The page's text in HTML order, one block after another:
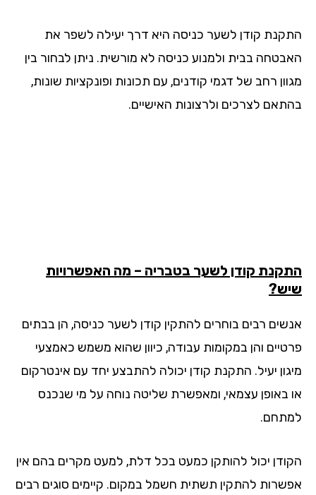
קודן לשער כניסה היא דרך יעילה לשפר את
בבית ולמנוע כניסה לא מורשית. ניתן לבחור בין
רחב של דגמי קודנים, עם תכונות ופונקציות שונות,
לצרכים ולרצונות האישיים.
קודן לשער בטבריה – מה האפשרויות
רבים בוחרים להתקין קודן לשער כניסה, הן בבתים
והן במקומות עבודה, כיוון שהוא משמש כאמצעי
יעיל. התקנת קודן יכולה להתבצע יחד עם אינטרקום
באופן עצמאי, ומאפשרת שליטה נוחה על מי שנכנס
יכול להותקן כמעט בכל דלת, למעט מקרים בהם אין
להתקין תשתית חשמל במקום. קיימים סוגים רבים